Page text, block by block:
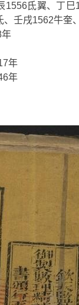
氐翼、丁
壬戌1562牛奎
年
年
年